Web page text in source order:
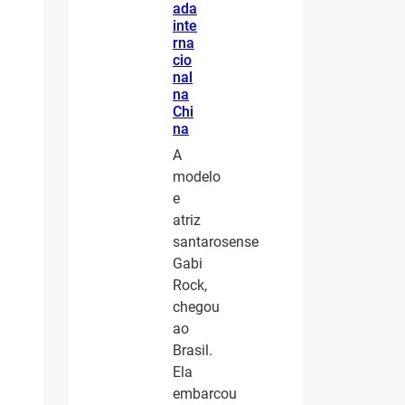
ada
inte
rna
cio
nal
na
Chi
na
A
modelo
e
atriz
santarosense
Gabi
Rock,
chegou
ao
Brasil.
Ela
embarcou